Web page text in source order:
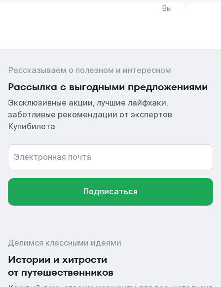
Вы
Рассказываем о полезном и интересном
Рассылка с выгодными предложениями
Эксклюзивные акции, лучшие лайфхаки,
заботливые рекомендации от экспертов
Купибилета
Электронная почта
Подписаться
Делимся классными идеями
Истории и хитрости
от путешественников